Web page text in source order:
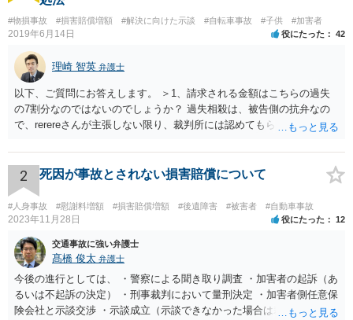
#物損事故 #損害賠償増額 #解決に向けた示談 #自転車事故 #子供 #加害者
2019年6月14日 役にたった 42
理崎 智英 弁護士
以下、ご質問にお答えします。 ＞1、請求される金額はこちらの過失
の7割分なのではないのでしょうか？ 過失相殺は、被告側の抗弁なの
で、rerereさんが主張しない限り、裁判所には認めてもらえません。
のように主張する必要があります。 ＞2、毎月数千円の支払いを認め
てもらえない場合はどうなるのでしょうか？ 判決→強制執行という流
れになると思います。 ＞3、仮執行と言う事は保護費を差押えられる
のでしょうか？ 口座に残高がない場合、動産執行などもされるのでし
ょうか？ 保護費自体は差し押さえることが出来ませんが、保護費が入
金される口座は特に差押えが禁止されているわけではないので、差押
えを受けてしまう可能性はあります。 なお、動産執行については、換
価可能なものがなければ不奏功に終わると思います。
2 死因が事故とされない損害賠償について
#人身事故 #慰謝料増額 #損害賠償増額 #後遺障害 #被害者 #自動車事故
2023年11月28日 役にたった 12
交通事故に強い弁護士
髙橋 俊太 弁護士
今後の進行としては、 ・警察による聞き取り調査 ・加害者の起訴（あ
るいは不起訴の決定） ・刑事裁判において量刑決定 ・加害者側任意保
険会社と示談交渉 ・示談成立（示談できなかった場合は裁判） となり